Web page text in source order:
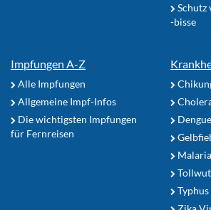
Schutz
-bisse
Impfungen A-Z
Alle Impfungen
Allgemeine Impf-Infos
Die wichtigsten Impfungen
für Fernreisen
Malaria
Tollwut
Typhus